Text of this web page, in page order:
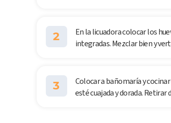
2
En la licuadora colocar los
integradas. Mezclar bien y
3
Colocar a bañomaría y
esté cuajada y dorada.